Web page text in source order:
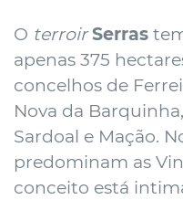
O terroir Serras
apenas 375
concelhos de
Nova da
Sardoal e Mação.
predominam as
conceito está